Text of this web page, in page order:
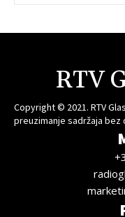
RTV
Copyright © 2021. RTV
preuzimanje sadržaja bez